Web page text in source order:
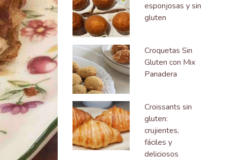
esponjosas y sin
gluten
Croquetas Sin
Gluten con Mix
Panadera
Croissants sin
gluten:
crujientes,
fáciles y
deliciosos